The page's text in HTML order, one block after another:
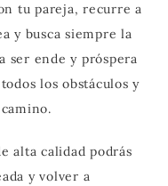
tu pareja, recurre a
y busca siempre la
ser ende y próspera
los obstáculos y
alta calidad podrás
y volver a